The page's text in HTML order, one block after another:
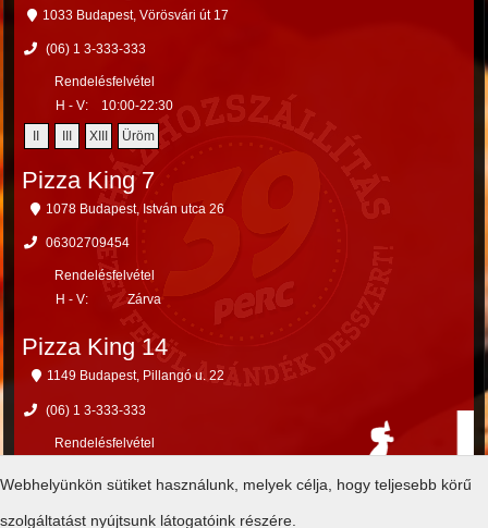
Webhelyünkön sütiket használunk, melyek célja, hogy teljesebb körű
szolgáltatást nyújtsunk látogatóink részére.
1033 Budapest, Vörösvári út 17
(06) 1 3-333-333
Rendelésfelvétel
H - V:
10:00-22:30
XIII Üröm
Pizza King 7
1078 Budapest, István utca 26
06302709454
Rendelésfelvétel
H - V:
Zárva
Pizza King 14
1149 Budapest, Pillangó u. 22
(06) 1 3-333-333
Rendelésfelvétel